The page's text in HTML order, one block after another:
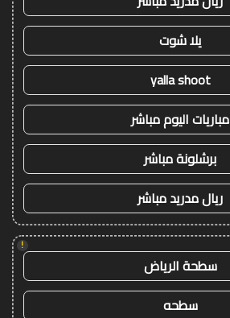
يلا شوت
yalla shoot
مباريات اليوم مباشر
برشلونة مباشر
ريال مدريد مباشر
!
سطحة الرياض
سطحه